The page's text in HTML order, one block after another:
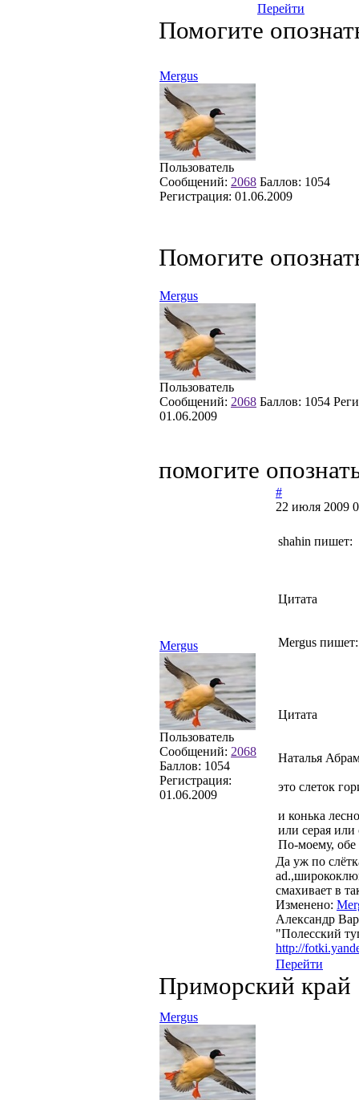
Перейти
Помогите
Mergus
Пользователь
Сообщений: 2068 Баллов: 1054
Регистрация: 01.06.2009
Помогите
Mergus
Пользователь
Сообщений: 2068 Баллов: 1054
01.06.2009
помогите
Mergus
Пользователь
Сообщений: 2068
Баллов: 1054
Регистрация:
01.06.2009
#
22 июля 2009
shahin пишет:
Цитата
Mergus пишет:
Цитата
Наталья
это слеток
и конька
или серая
По-моему, обе
Да уж по
смахивает в
Изменено:
Александр
"Полесский
http://
Перейти
Приморский край
Mergus